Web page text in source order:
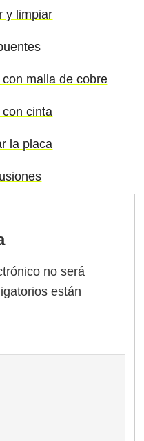
y limpiar
malla de cobre
cinta
la placa
no será
están